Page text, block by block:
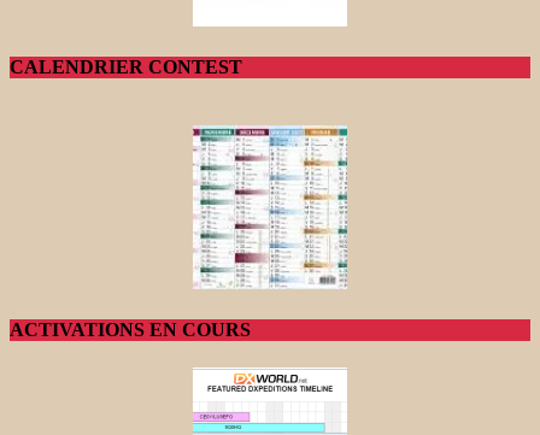
CALENDRIER CONTEST
ACTIVATIONS EN COURS